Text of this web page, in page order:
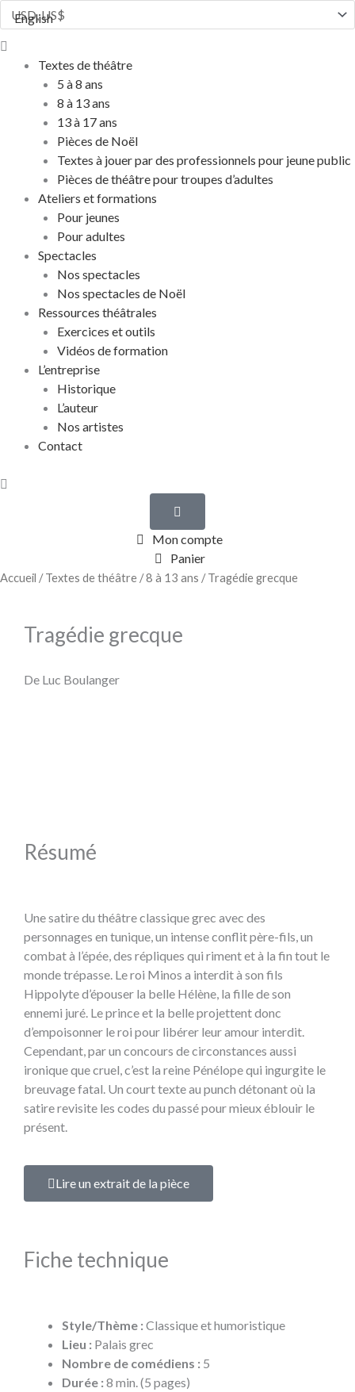
Aller
au
contenu
English
Flyout
Menu
Textes de théâtre
5 à 8 ans
8 à 13 ans
13 à 17 ans
Pièces de Noël
Textes à jouer par des professionnels pour jeune public
Pièces de théâtre pour troupes d’adultes
Ateliers et formations
Pour jeunes
Pour adultes
Spectacles
Nos spectacles
Nos spectacles de Noël
Ressources théâtrales
Exercices et outils
Vidéos de formation
L’entreprise
Historique
L’auteur
Nos artistes
Contact
Mon compte
Panier
Accueil /Textes de théâtre /8 à 13 ans / Tragédie grecque
Tragédie grecque
De Luc Boulanger
Résumé
Une satire du théâtre classique grec avec des
personnages en tunique, un intense conflit père-fils, un
combat à l’épée, des répliques qui riment et à la fin tout le
monde trépasse. Le roi Minos a interdit à son fils
Hippolyte d’épouser la belle Hélène, la fille de son
ennemi juré. Le prince et la belle projettent donc
d’empoisonner le roi pour libérer leur amour interdit.
Cependant, par un concours de circonstances aussi
ironique que cruel, c’est la reine Pénélope qui ingurgite le
breuvage fatal. Un court texte au punch détonant où la
satire revisite les codes du passé pour mieux éblouir le
présent.
Lire un extrait de la pièce
Fiche technique
Style/Thème : Classique et humoristique
Lieu : Palais grec
Nombre de comédiens : 5
Durée : 8 min. (5 pages)